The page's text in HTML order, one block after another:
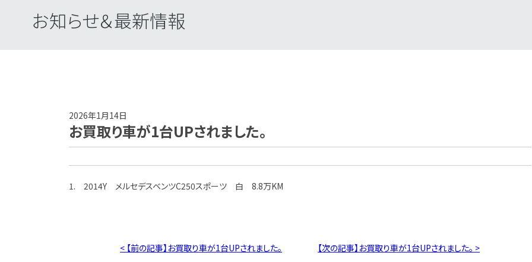
お知らせ＆最新情報
2026年1月14日
お買取り車が1台UPされました。
1. 2014Y メルセデスベンツC250スポーツ 白 8.8万KM
< 【前の記事】お買取り車が1台UPされました。 【次の記事】お買取り車が1台UPされました。 >